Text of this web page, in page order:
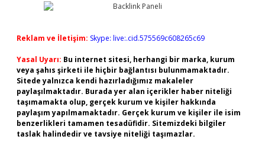
Reklam ve İletişim: Skype: live:.cid.575569c608265c69
Yasal Uyarı: Bu internet sitesi, herhangi bir marka, kurum
veya şahıs şirketi ile hiçbir bağlantısı bulunmamaktadır.
Sitede yalnızca kendi hazırladığımız makaleler
paylaşılmaktadır. Burada yer alan içerikler haber niteliği
taşımamakta olup, gerçek kurum ve kişiler hakkında
paylaşım yapılmamaktadır. Gerçek kurum ve kişiler ile isim
benzerlikleri tamamen tesadüfidir. Sitemizdeki bilgiler
taslak halindedir ve tavsiye niteliği taşımazlar.